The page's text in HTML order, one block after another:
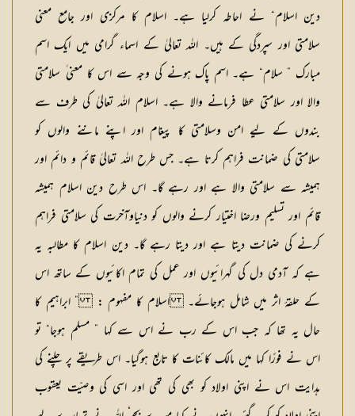
دین اسلام“ نے احاطہ کرلیا ہے۔ اسلام کا مرکزی اور جامع معنی
سلامتی اور سپردگی کے ہیں۔ اللہ تعالیٰ کے اسماء گرامی میں ایک اسم
مبارک ” سلام“ ہے۔ اسم پاک ہونے کی وجہ سے اس کا معنی ٰ سلامتی
والا اور سلامتی عطا فرمانے والا ہے۔ اسلام اللہ تعالیٰ کی طرف سے
بندوں کے لیے امن وسلامتی کا پیغام اور اپنے ماننے والوں کو
سلامتی کی ضمانت فراہم کرتا ہے۔ جس طرح اللہ تعالیٰ قائم و دائم اور
ہمیشہ سے سلامتی والا ہے اور رہے گا۔ اس طرح دین اسلام ہمیشہ
قائم اور تسلیم ورضا اختیار کرنے والوں کو دنیاوآخرت کی سلامتی فراہم
کرنے کی ضمانت دیتا ہے اور دیتا رہے گا۔ دین اسلام کا مطالبہ یہ
ہے کہ آدمی دل کی گہرائیوں اور عمل کی تمام اکائیوں کے ساتھ اس
کے حلقۂ اثر میں شامل ہوجائے۔اسلام کا مفہوم : ” ابراہیم کا
حال یہ تھا کہ جب اس کے رب نے اس سے کہا ” مسلم ہوجا“ تو
اس نے فورًا کہا میں مالک کائنات کا تابع ہوگیا۔ اس طریقے پر چلنے کی
ہدایت اس نے اپنی اولاد کو بھی کی تھی اور اسی کی وصیّت یعقوب